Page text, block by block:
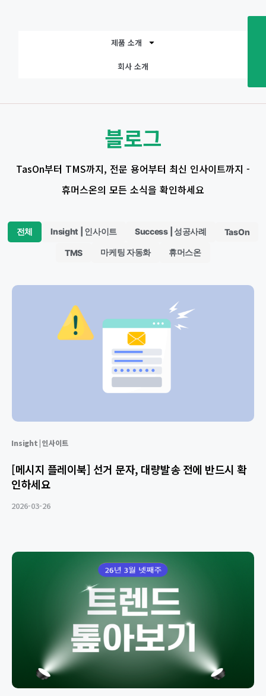
제품 소개
회사 소개
블로그
TasOn부터 TMS까지, 전문 용어부터 최신 인사이트까지 -
휴머스온의 모든 소식을 확인하세요
Insight | 인사이트 Success | 성공사례 TasOn
TMS 마케팅 자동화 휴머스온
전체
Insight | 인사이트
[메시지 플레이북] 선거 문자, 대량발송 전에 반드시 확
인하세요
2026-03-26